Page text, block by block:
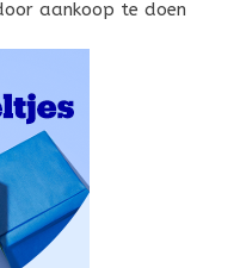
aankoop te doen